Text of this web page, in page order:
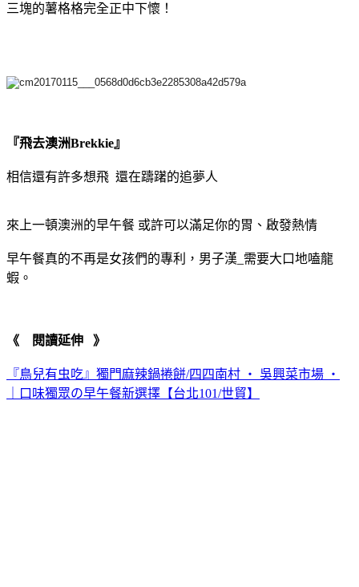
三塊的薯格格完全正中下懷！
『飛去澳洲Brekkie』
相信還有許多想飛 還在躊躇的追夢人
來上一頓澳洲的早午餐 或許可以滿足你的胃、啟發熱情
早午餐真的不再是女孩們的專利，男子漢_需要大口地嗑龍
蝦。
《 閱讀延伸 》
『鳥兒有虫吃』獨門麻辣鍋捲餅/四四南村 ‧ 吳興菜市場 ‧
｜口味獨眾の早午餐新選擇【台北101/世貿】